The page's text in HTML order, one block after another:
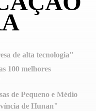
de alta tecnologia"
100 melhores
de Pequeno e Médio
de Hunan"